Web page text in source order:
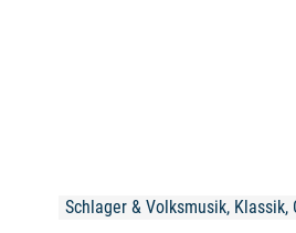
Schlager & Volksmusik, Klassik,